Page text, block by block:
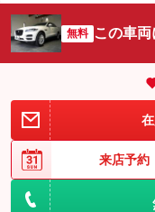
無料 この車
来店予約